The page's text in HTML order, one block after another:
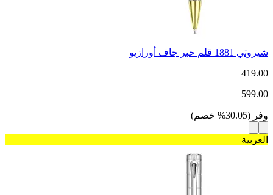
شيروتي 1881 قلم حبر جاف أورازيو
419.00
599.00
وفر (
30.05
% خصم)
العربية